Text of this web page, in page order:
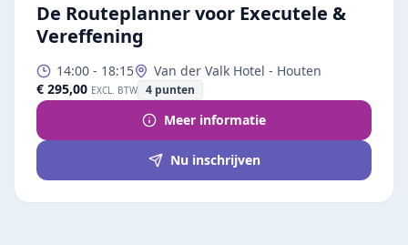
De Routeplanner voor Executele &
Vereffening
14:00 - 18:15
Van der Valk Hotel - Houten
€ 295,00 EXCL. BTW 4 punten
Meer informatie
Nu inschrijven